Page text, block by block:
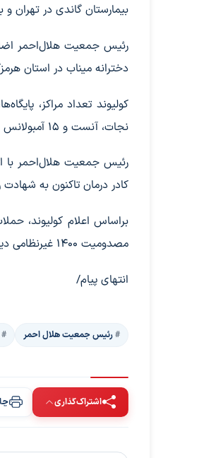
بیمارستان گاندی در تهران
دخترانه میناب در استان هرمزگان بوده است و
نجات، آنست و 15 آمبولانس هلال‌احمر در این حملات از چرخه خدمت‌رسانی خارج شدند.
کادر درمان تاکنون به شهادت رسیده‌اند و 53 نفر نیز
مصدومیت 1400 غیرنظامی دیگر شده است.
انتهای پیام/
رئیس جمعیت هلال احمر
اشتراک‌گذاری